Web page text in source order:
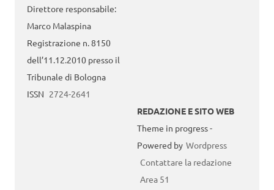
Direttore responsabile:
Marco Malaspina
Registrazione n. 8150
dell’11.12.2010 presso il
Tribunale di Bologna
ISSN 2724-2641
REDAZIONE E SITO WEB
Theme in progress -
Powered by Wordpress
Contattare la redazione
Area 51